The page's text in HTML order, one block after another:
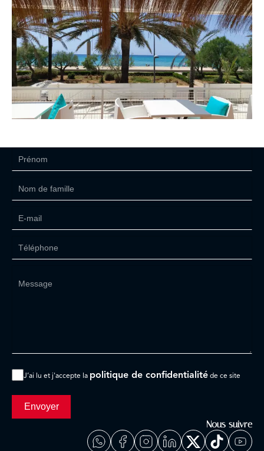
J’ai lu et j'accepte la politique de confidentialité de ce site
Envoyer
Nous suivre